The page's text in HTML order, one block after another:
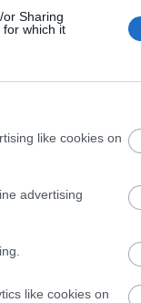
Sharing
which it
like cookies on
advertising
like cookies on